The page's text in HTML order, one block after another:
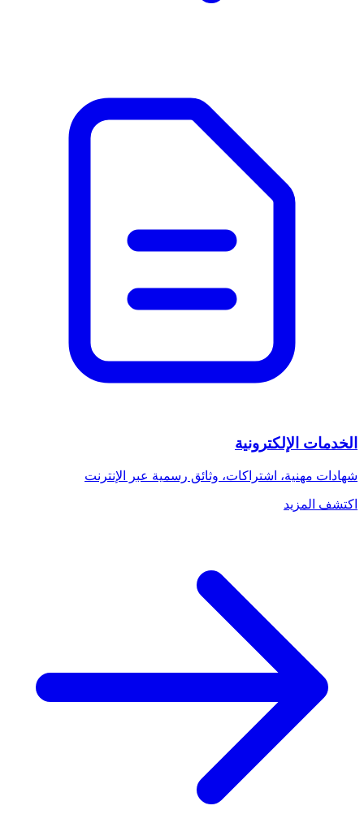
الخدمات الإلكترونية
شهادات مهنية، اشتراكات، وثائق رسمية عبر الإنترنت
اكتشف المزيد